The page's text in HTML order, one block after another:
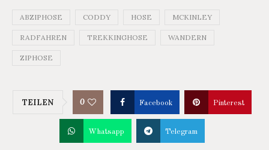
ABZIPHOSE CODDY HOSE MCKINLEY
RADFAHREN TREKKINGHOSE WANDERN
ZIPHOSE
TEILEN 0 Facebook Pinterest
Whatsapp Telegram